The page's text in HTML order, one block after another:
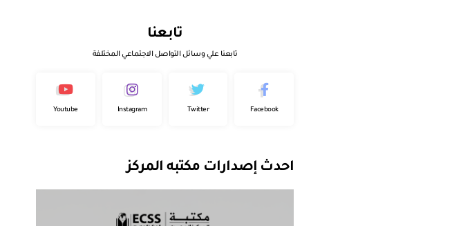
تابعنا
تابعنا علي وسائل التواصل الاجتماعي المختلفة
Facebook
Twitter
Instagram
Youtube
احدث إصدارات مكتبه المركز